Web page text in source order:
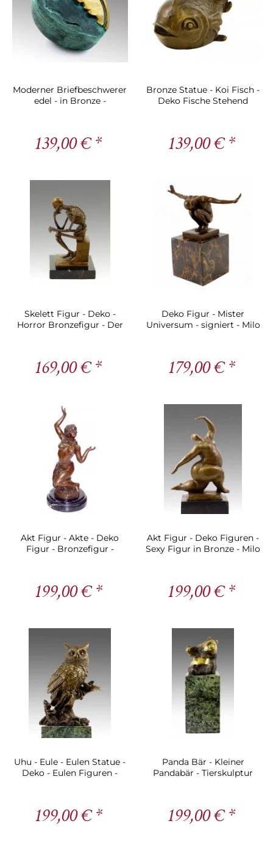
Moderner Briefbeschwerer
edel - in Bronze -
139,00 € *
Bronze Statue - Koi Fisch -
Deko Fische Stehend
139,00 € *
Skelett Figur - Deko -
Horror Bronzefigur - Der
169,00 € *
Deko Figur - Mister
Universum - signiert - Milo
179,00 € *
Akt Figur - Akte - Deko
Figur - Bronzefigur -
199,00 € *
Akt Figur - Deko Figuren -
Sexy Figur in Bronze - Milo
199,00 € *
Uhu - Eule - Eulen Statue -
Deko - Eulen Figuren -
199,00 € *
Panda Bär - Kleiner
Pandabär - Tierskulptur
199,00 € *